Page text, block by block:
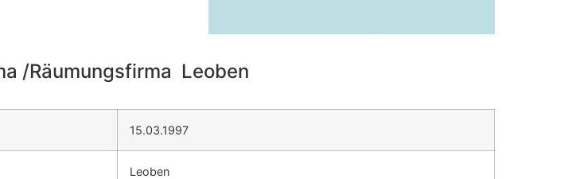
/Räumungsfirma Leoben
15.03.1997
Leoben